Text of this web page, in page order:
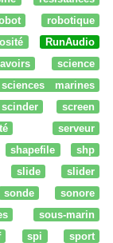
robotique
RunAudio
science
sciences marines
scinder
screen
serveur
shapefile
shp
slide
slider
sonde
sonore
sous-marin
spi
sport